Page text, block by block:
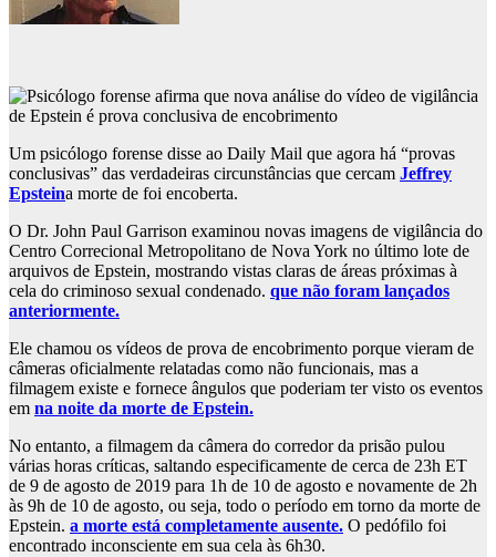
Um psicólogo forense disse ao Daily Mail que agora há “provas
conclusivas” das verdadeiras circunstâncias que cercam Jeffrey
Epsteina morte de foi encoberta.
O Dr. John Paul Garrison examinou novas imagens de vigilância do
Centro Correcional Metropolitano de Nova York no último lote de
arquivos de Epstein, mostrando vistas claras de áreas próximas à
cela do criminoso sexual condenado. que não foram lançados
anteriormente.
Ele chamou os vídeos de prova de encobrimento porque vieram de
câmeras oficialmente relatadas como não funcionais, mas a
filmagem existe e fornece ângulos que poderiam ter visto os eventos
em na noite da morte de Epstein.
No entanto, a filmagem da câmera do corredor da prisão pulou
várias horas críticas, saltando especificamente de cerca de 23h ET
de 9 de agosto de 2019 para 1h de 10 de agosto e novamente de 2h
às 9h de 10 de agosto, ou seja, todo o período em torno da morte de
Epstein. a morte está completamente ausente. O pedófilo foi
encontrado inconsciente em sua cela às 6h30.